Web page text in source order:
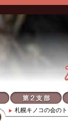
札幌キノコの会の